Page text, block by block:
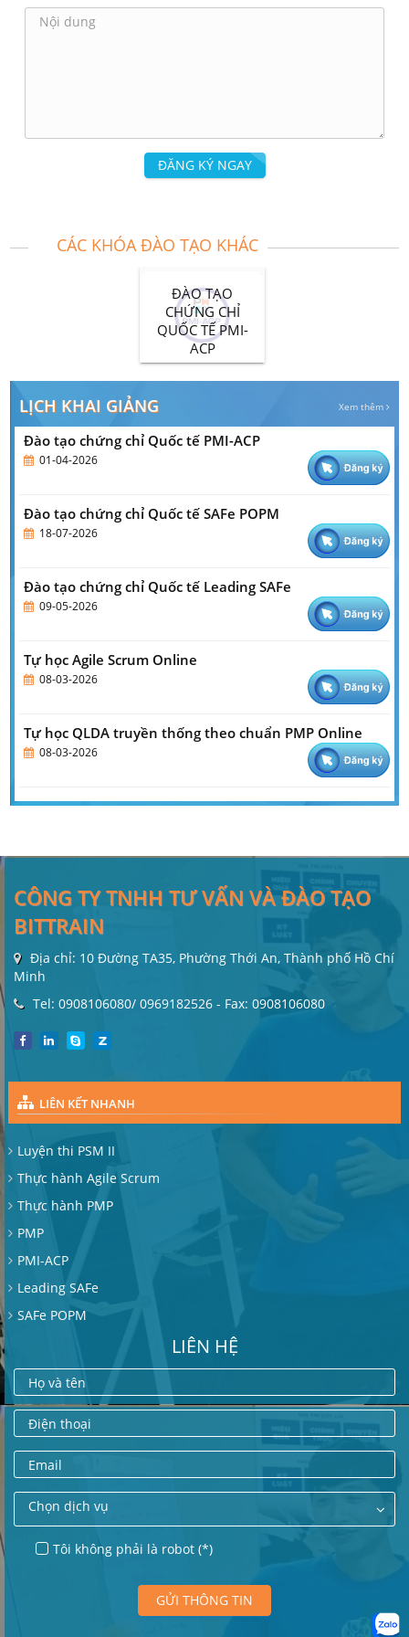
ĐĂNG KÝ NGAY
CÁC KHÓA ĐÀO TẠO KHÁC
ĐÀO TẠO
CHỨNG CHỈ
QUỐC TẾ PMI-
ACP
LỊCH KHAI GIẢNG Xem thêm
Đào tạo chứng chỉ Quốc tế PMI-ACP
01-04-2026
Đào tạo chứng chỉ Quốc tế SAFe POPM
18-07-2026
Đào tạo chứng chỉ Quốc tế Leading SAFe
09-05-2026
Tự học Agile Scrum Online
08-03-2026
Tự học QLDA truyền thống theo chuẩn PMP Online
08-03-2026
CÔNG TY TNHH TƯ VẤN VÀ ĐÀO TẠO
BITTRAIN
Địa chỉ: 10 Đường TA35, Phường Thới An, Thành phố Hồ Chí
Minh
Tel: 0908106080/ 0969182526 - Fax: 0908106080
LIÊN KẾT NHANH
Luyện thi PSM II
Thực hành Agile Scrum
Thực hành PMP
PMP
PMI-ACP
Leading SAFe
SAFe POPM
LIÊN HỆ
Họ và tên
Điện thoại
Email
Chọn dịch vụ
Tôi không phải là robot (*)
GỬI THÔNG TIN